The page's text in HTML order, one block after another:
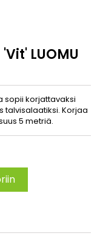
LUOMU
sopii korjattavaksi
talvisalaatiksi. Korjaa
5 metriä.